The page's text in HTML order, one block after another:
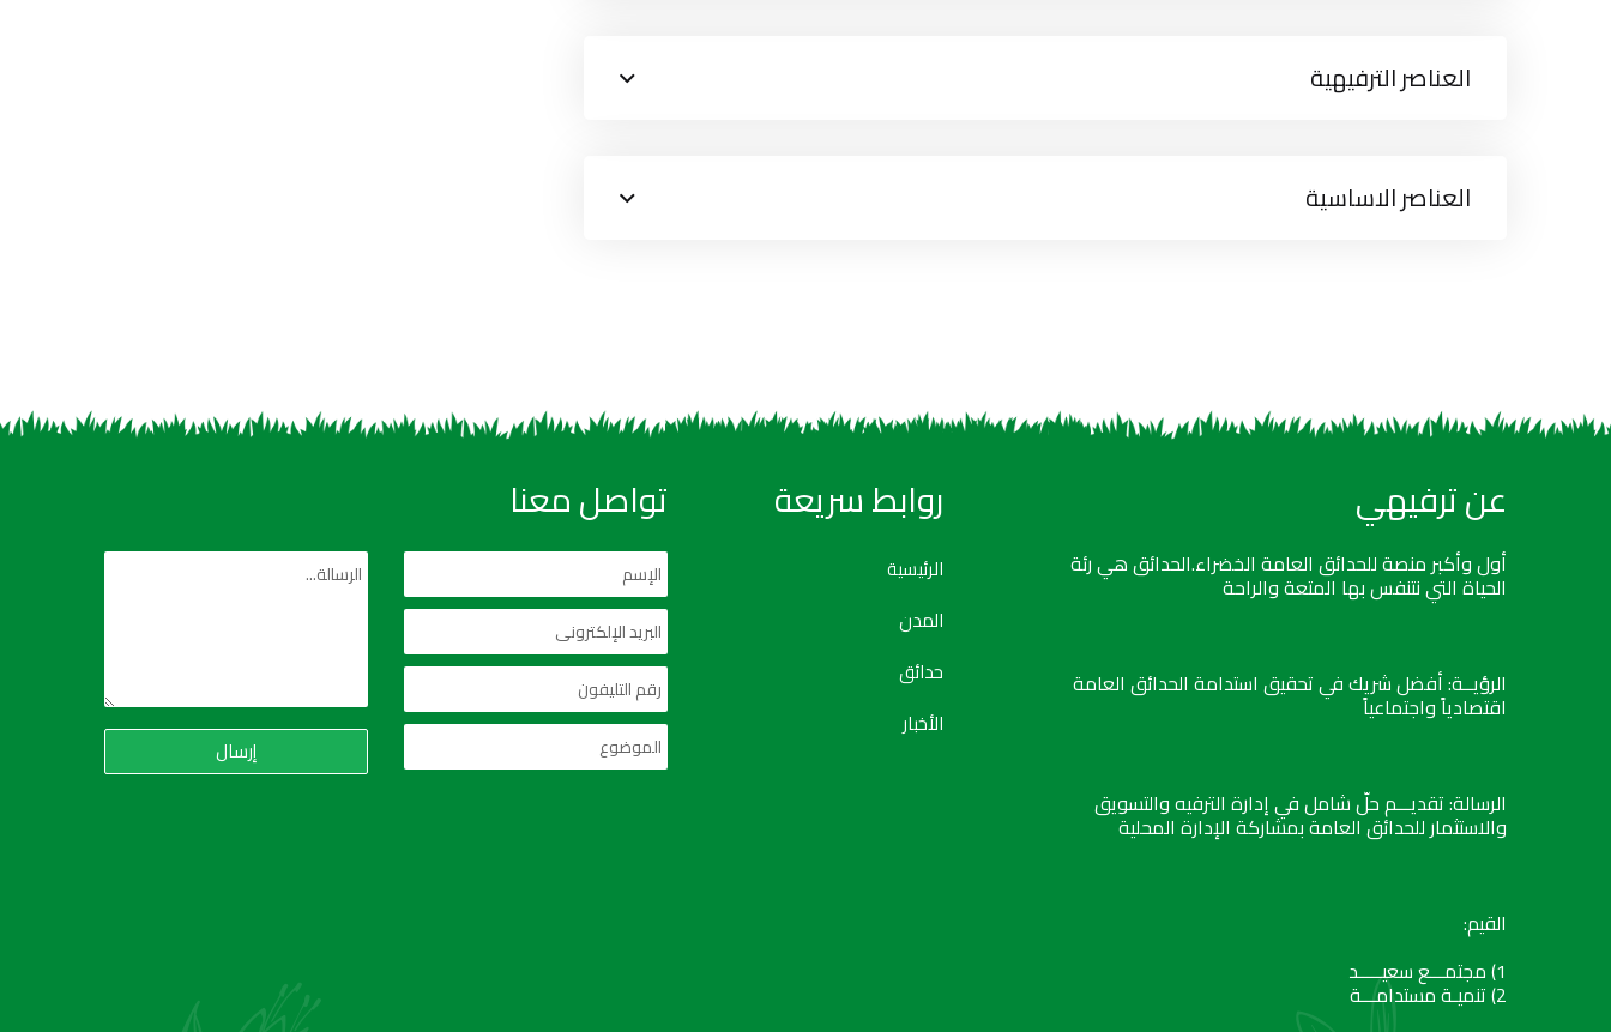
العناصر الترفيهية
العناصر الاساسية
عن ترفيهي
أول وأكبر منصة للحدائق العامة الخضراء.الحدائق هي رئة
الحياة التي نتنفس بها المتعة والراحة
الرؤيــة: أفضل شريك في تحقيق استدامة الحدائق العامة
اقتصادياً واجتماعياً
الرسالة: تقديـــم حلّ شامل في إدارة الترفيه والتسويق
والاستثمار للحدائق العامة بمشاركة الإدارة المحلية
القيم:
1) مجتمـــع سعيـــــد
2) تنميـة مستدامـــة
روابط سريعة
الرئيسية
المدن
حدائق
الأخبار
تواصل معنا
إرسال